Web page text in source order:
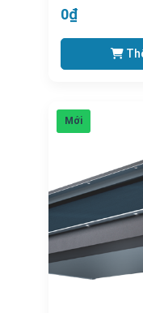
0₫
Mới